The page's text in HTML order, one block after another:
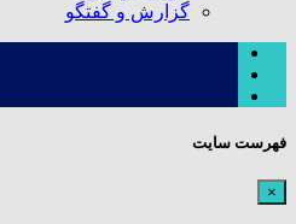
گزارش و گفتگو
فهرست سایت
×